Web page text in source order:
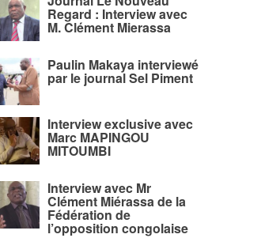
Regard : Interview avec
M. Clément Mierassa
Paulin Makaya interviewé
par le journal Sel Piment
Interview exclusive avec
Marc MAPINGOU
MITOUMBI
Interview avec Mr
Clément Miérassa de la
Fédération de
l’opposition congolaise